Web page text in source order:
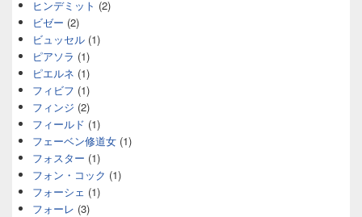
ヒンデミット (2)
ビゼー (2)
ビュッセル (1)
ピアソラ (1)
ピエルネ (1)
フィビフ (1)
フィンジ (2)
フィールド (1)
フェーベン修道女 (1)
フォスター (1)
フォン・コック (1)
フォーシェ (1)
フォーレ (3)